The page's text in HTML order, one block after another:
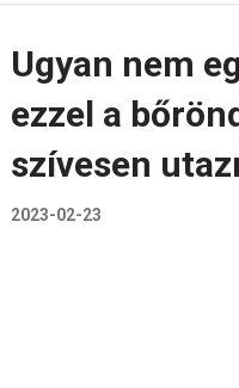
Ugyan nem
ezzel a
szívesen
2023-02-23